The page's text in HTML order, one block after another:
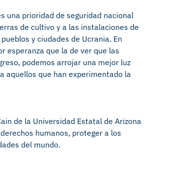
una prioridad de seguridad nacional
de cultivo y a las instalaciones de
y ciudades de Ucrania. En
esperanza que la de ver que las
podemos arrojar una mejor luz
aquellos que han experimentado la
de la Universidad Estatal de Arizona
humanos, proteger a los
del mundo.